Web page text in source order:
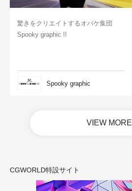
驚きをクリエイトするオバケ集団
Spooky graphic !!
Spooky graphic
VIEW MORE
CGWORLD特設サイト